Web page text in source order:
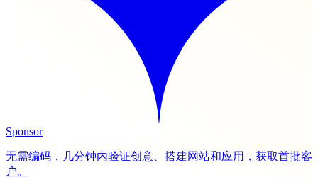
Sponsor
无需编码，几分钟内验证创意、搭建网站和应用，获取首批客
户。